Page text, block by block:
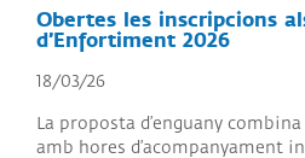
Obertes les inscripcions
d’Enfortiment 2026
18/03/26
La proposta d’enguany
amb hores d’acompanyament